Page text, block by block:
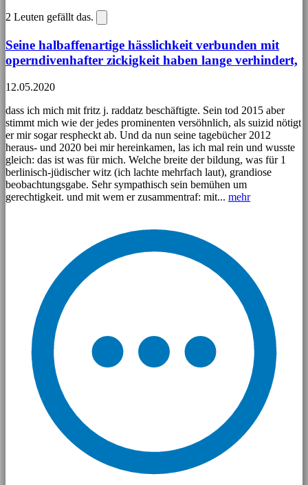
2 Leuten gefällt das.
Seine halbaffenartige hässlichkeit verbunden mit
operndivenhafter zickigkeit haben lange verhindert,
12.05.2020
dass ich mich mit fritz j. raddatz beschäftigte. Sein tod 2015 aber
stimmt mich wie der jedes prominenten versöhnlich, als suizid nötigt
er mir sogar respheckt ab. Und da nun seine tagebücher 2012
heraus- und 2020 bei mir hereinkamen, las ich mal rein und wusste
gleich: das ist was für mich. Welche breite der bildung, was für 1
berlinisch-jüdischer witz (ich lachte mehrfach laut), grandiose
beobachtungsgabe. Sehr sympathisch sein bemühen um
gerechtigkeit. und mit wem er zusammentraf: mit... mehr